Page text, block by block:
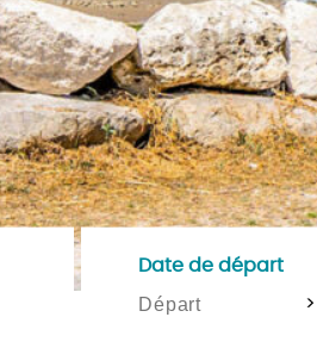
Date de départ
>